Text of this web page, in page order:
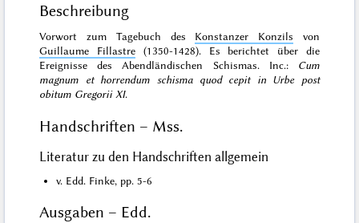
Beschreibung
Vorwort zum Tagebuch des Konstanzer Konzils von
Guillaume Fillastre (1350-1428). Es berichtet über die
Ereignisse des Abendländischen Schismas. Inc.: Cum
magnum et horrendum schisma quod cepit in Urbe post
obitum Gregorii XI.
Handschriften – Mss.
Literatur zu den Handschriften allgemein
v. Edd. Finke, pp. 5-6
Ausgaben – Edd.